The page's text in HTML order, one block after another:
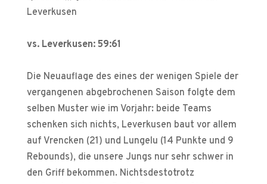
Leverkusen
vs. Leverkusen: 59:61
Die Neuauflage des eines der wenigen Spiele der
vergangenen abgebrochenen Saison folgte dem
selben Muster wie im Vorjahr: beide Teams
schenken sich nichts, Leverkusen baut vor allem
auf Vrencken (21) und Lungelu (14 Punkte und 9
Rebounds), die unsere Jungs nur sehr schwer in
den Griff bekommen. Nichtsdestotrotz